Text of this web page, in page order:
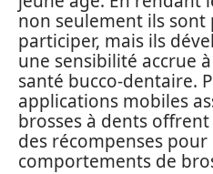
non seulement ils sont
participer, mais ils
une sensibilité accrue
santé bucco-dentaire.
applications mobiles
brosses à dents
des récompenses
comportements de